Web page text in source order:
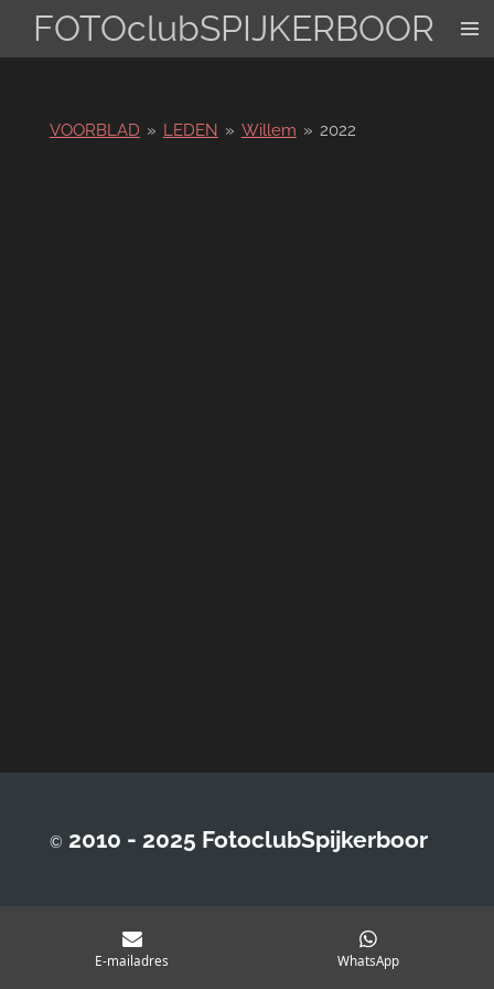
directFOTOclubSPIJKERBOOR
VOORBLAD » LEDEN » Willem » 2022
© 2010 - 2025 FotoclubSpijkerboor
E-mailadres WhatsApp